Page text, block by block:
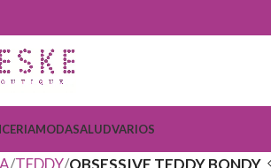
MODASALUDVARIOS
TEDDY OBSESSIVE TEDDY BONDY